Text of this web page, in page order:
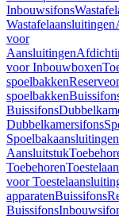
Inbouwsifons
Wastafelaansluitingen
voor
Aansluitingen
voor Inbouwboxen
spoelbakken
spoelbakken
Buissifons
Dubbelkamersifons
Spoelbakaansluitingen
Aansluitstuk
Toebehoren
voor
apparatenBuissifons
Buissifons